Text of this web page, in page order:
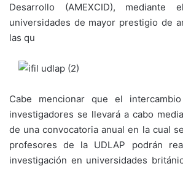
Desarrollo (AMEXCID),
universidades de mayor prestigio de
las qu
Cabe mencionar que el
investigadores se llevará a cabo
de una convocatoria anual en la cual
profesores de la UDLAP podrán
investigación en universidades